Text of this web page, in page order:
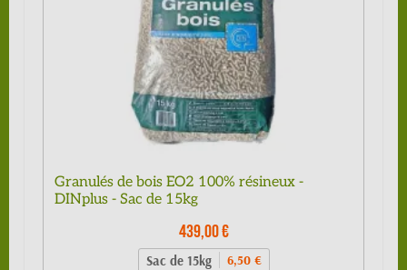
Granulés de bois EO2 100% résineux -
DINplus - Sac de 15kg
439,00 €
Sac de 15kg 6,50 €